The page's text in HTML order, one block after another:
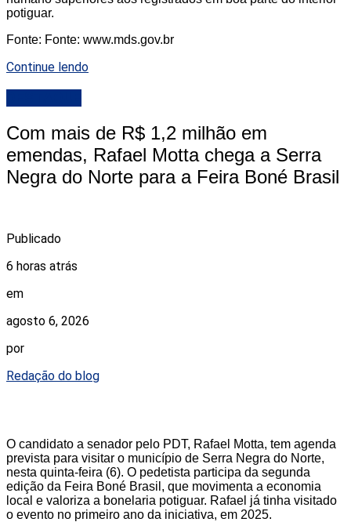
potiguar.
Fonte: Fonte: www.mds.gov.br
Continue lendo
Com mais de R$ 1,2 milhão em
emendas, Rafael Motta chega a Serra
Negra do Norte para a Feira Boné Brasil
Publicado
6 horas atrás
em
agosto 6, 2026
por
Redação do blog
O candidato a senador pelo PDT, Rafael Motta, tem agenda
prevista para visitar o município de Serra Negra do Norte,
nesta quinta-feira (6). O pedetista participa da segunda
edição da Feira Boné Brasil, que movimenta a economia
local e valoriza a bonelaria potiguar. Rafael já tinha visitado
o evento no primeiro ano da iniciativa, em 2025.